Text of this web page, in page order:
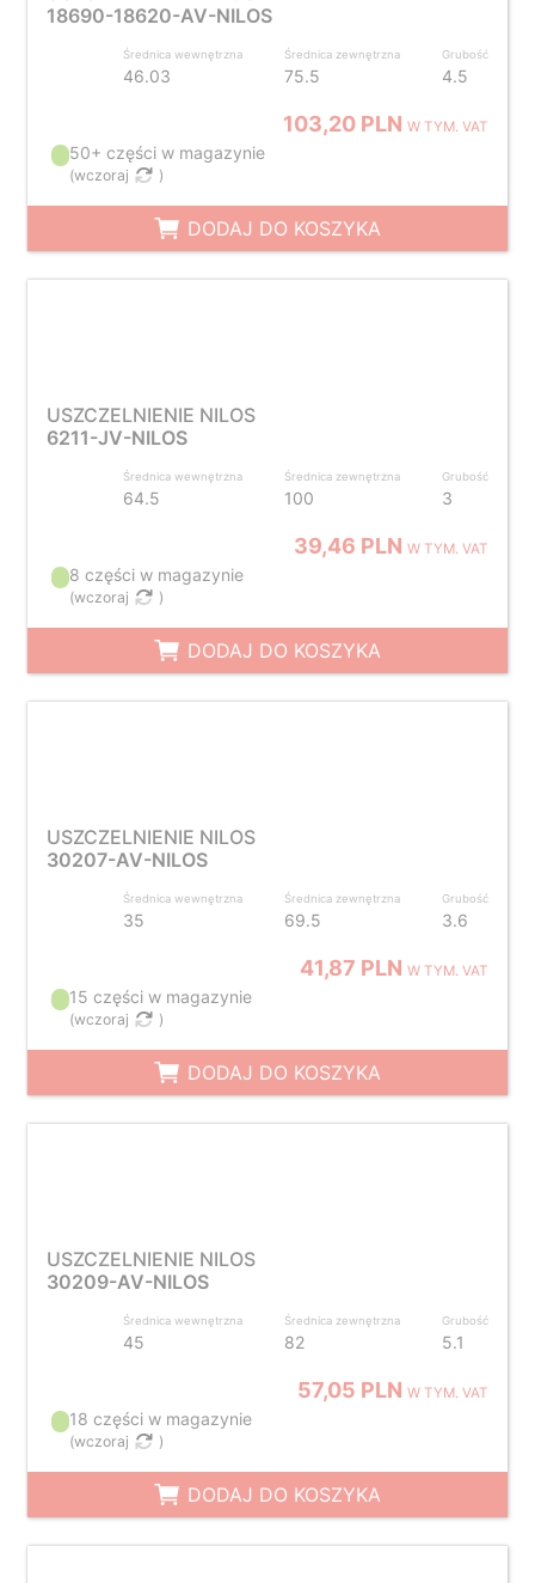
18690-18620-AV-NILOS
Średnica wewnętrzna
46.03
Średnica zewnętrzna
75.5
Grubość
4.5
103,20 PLNW TYM. VAT
50+ części w magazynie
(wczoraj )
DODAJ DO KOSZYKA
USZCZELNIENIE NILOS
6211-JV-NILOS
Średnica wewnętrzna
64.5
Średnica zewnętrzna
100
Grubość
3
39,46 PLNW TYM. VAT
8 części w magazynie
(wczoraj )
DODAJ DO KOSZYKA
USZCZELNIENIE NILOS
30207-AV-NILOS
Średnica wewnętrzna
35
Średnica zewnętrzna
69.5
Grubość
3.6
41,87 PLNW TYM. VAT
15 części w magazynie
(wczoraj )
DODAJ DO KOSZYKA
USZCZELNIENIE NILOS
30209-AV-NILOS
Średnica wewnętrzna
45
Średnica zewnętrzna
82
Grubość
5.1
57,05 PLNW TYM. VAT
18 części w magazynie
(wczoraj )
DODAJ DO KOSZYKA